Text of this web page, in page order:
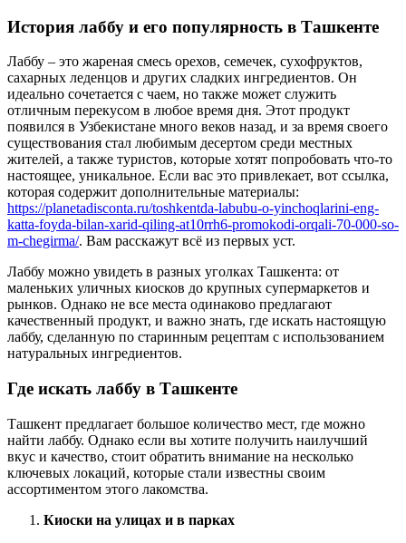
История лаббу и его популярность в Ташкенте
Лаббу – это жареная смесь орехов, семечек, сухофруктов,
сахарных леденцов и других сладких ингредиентов. Он
идеально сочетается с чаем, но также может служить
отличным перекусом в любое время дня. Этот продукт
появился в Узбекистане много веков назад, и за время своего
существования стал любимым десертом среди местных
жителей, а также туристов, которые хотят попробовать что-то
настоящее, уникальное. Если вас это привлекает, вот ссылка,
которая содержит дополнительные материалы:
https://planetadisconta.ru/toshkentda-labubu-o-yinchoqlarini-eng-
katta-foyda-bilan-xarid-qiling-at10rrh6-promokodi-orqali-70-000-so-
m-chegirma/. Вам расскажут всё из первых уст.
Лаббу можно увидеть в разных уголках Ташкента: от
маленьких уличных киосков до крупных супермаркетов и
рынков. Однако не все места одинаково предлагают
качественный продукт, и важно знать, где искать настоящую
лаббу, сделанную по старинным рецептам с использованием
натуральных ингредиентов.
Где искать лаббу в Ташкенте
Ташкент предлагает большое количество мест, где можно
найти лаббу. Однако если вы хотите получить наилучший
вкус и качество, стоит обратить внимание на несколько
ключевых локаций, которые стали известны своим
ассортиментом этого лакомства.
Киоски на улицах и в парках